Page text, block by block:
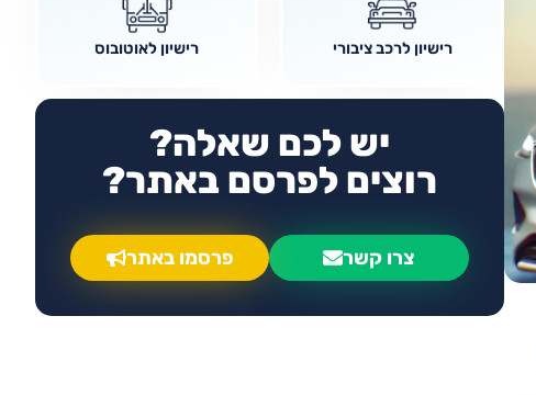
רישיון לרכב ציבורי רישיון לאוטובוס
יש לכם שאלה?
רוצים לפרסם באתר?
צרו קשר פרסמו באתר